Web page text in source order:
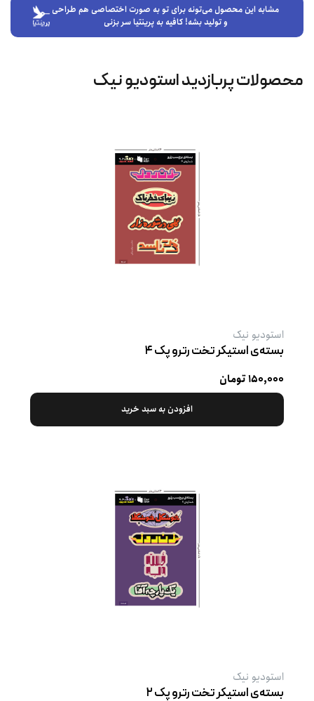
مشابه این محصول می‌تونه برای تو به صورت اختصاصی هم طراحی
و تولید بشه! کافیه به پرینتیا سر بزنی
محصولات پربازدید استودیو نیک
استودیو نیک
بسته‌ی استیکر تخت رترو پک ۴
۱۵۰,۰۰۰ تومان
افزودن به سبد خرید
استودیو نیک
بسته‌ی استیکر تخت رترو پک ۲